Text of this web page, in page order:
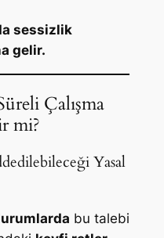
sessizlik
gelir.
Çalışma
mi?
Yasal
bu talebi